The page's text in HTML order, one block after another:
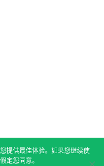
提供最佳体验。如果您继续使
定您同意。